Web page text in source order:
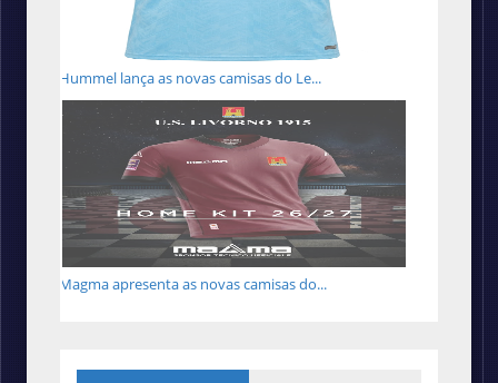
Hummel lança as novas camisas do Le...
Magma apresenta as novas camisas do...